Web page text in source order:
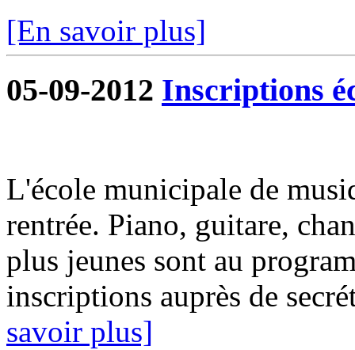
[En savoir plus]
05-09-2012 Inscriptions
L'école municipale de
rentrée. Piano, guitare,
plus jeunes sont au
inscriptions auprès de
savoir plus]